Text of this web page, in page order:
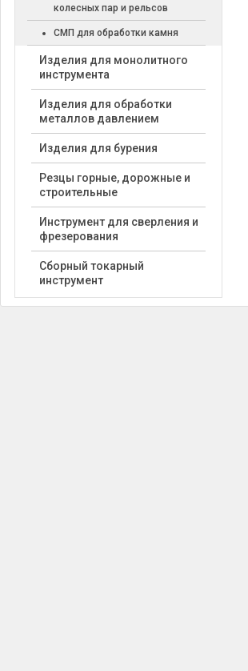
колесных пар и рельсов
СМП для обработки камня
Изделия для монолитного
инструмента
Изделия для обработки
металлов давлением
Изделия для бурения
Резцы горные, дорожные и
строительные
Инструмент для сверления и
фрезерования
Сборный токарный
инструмент